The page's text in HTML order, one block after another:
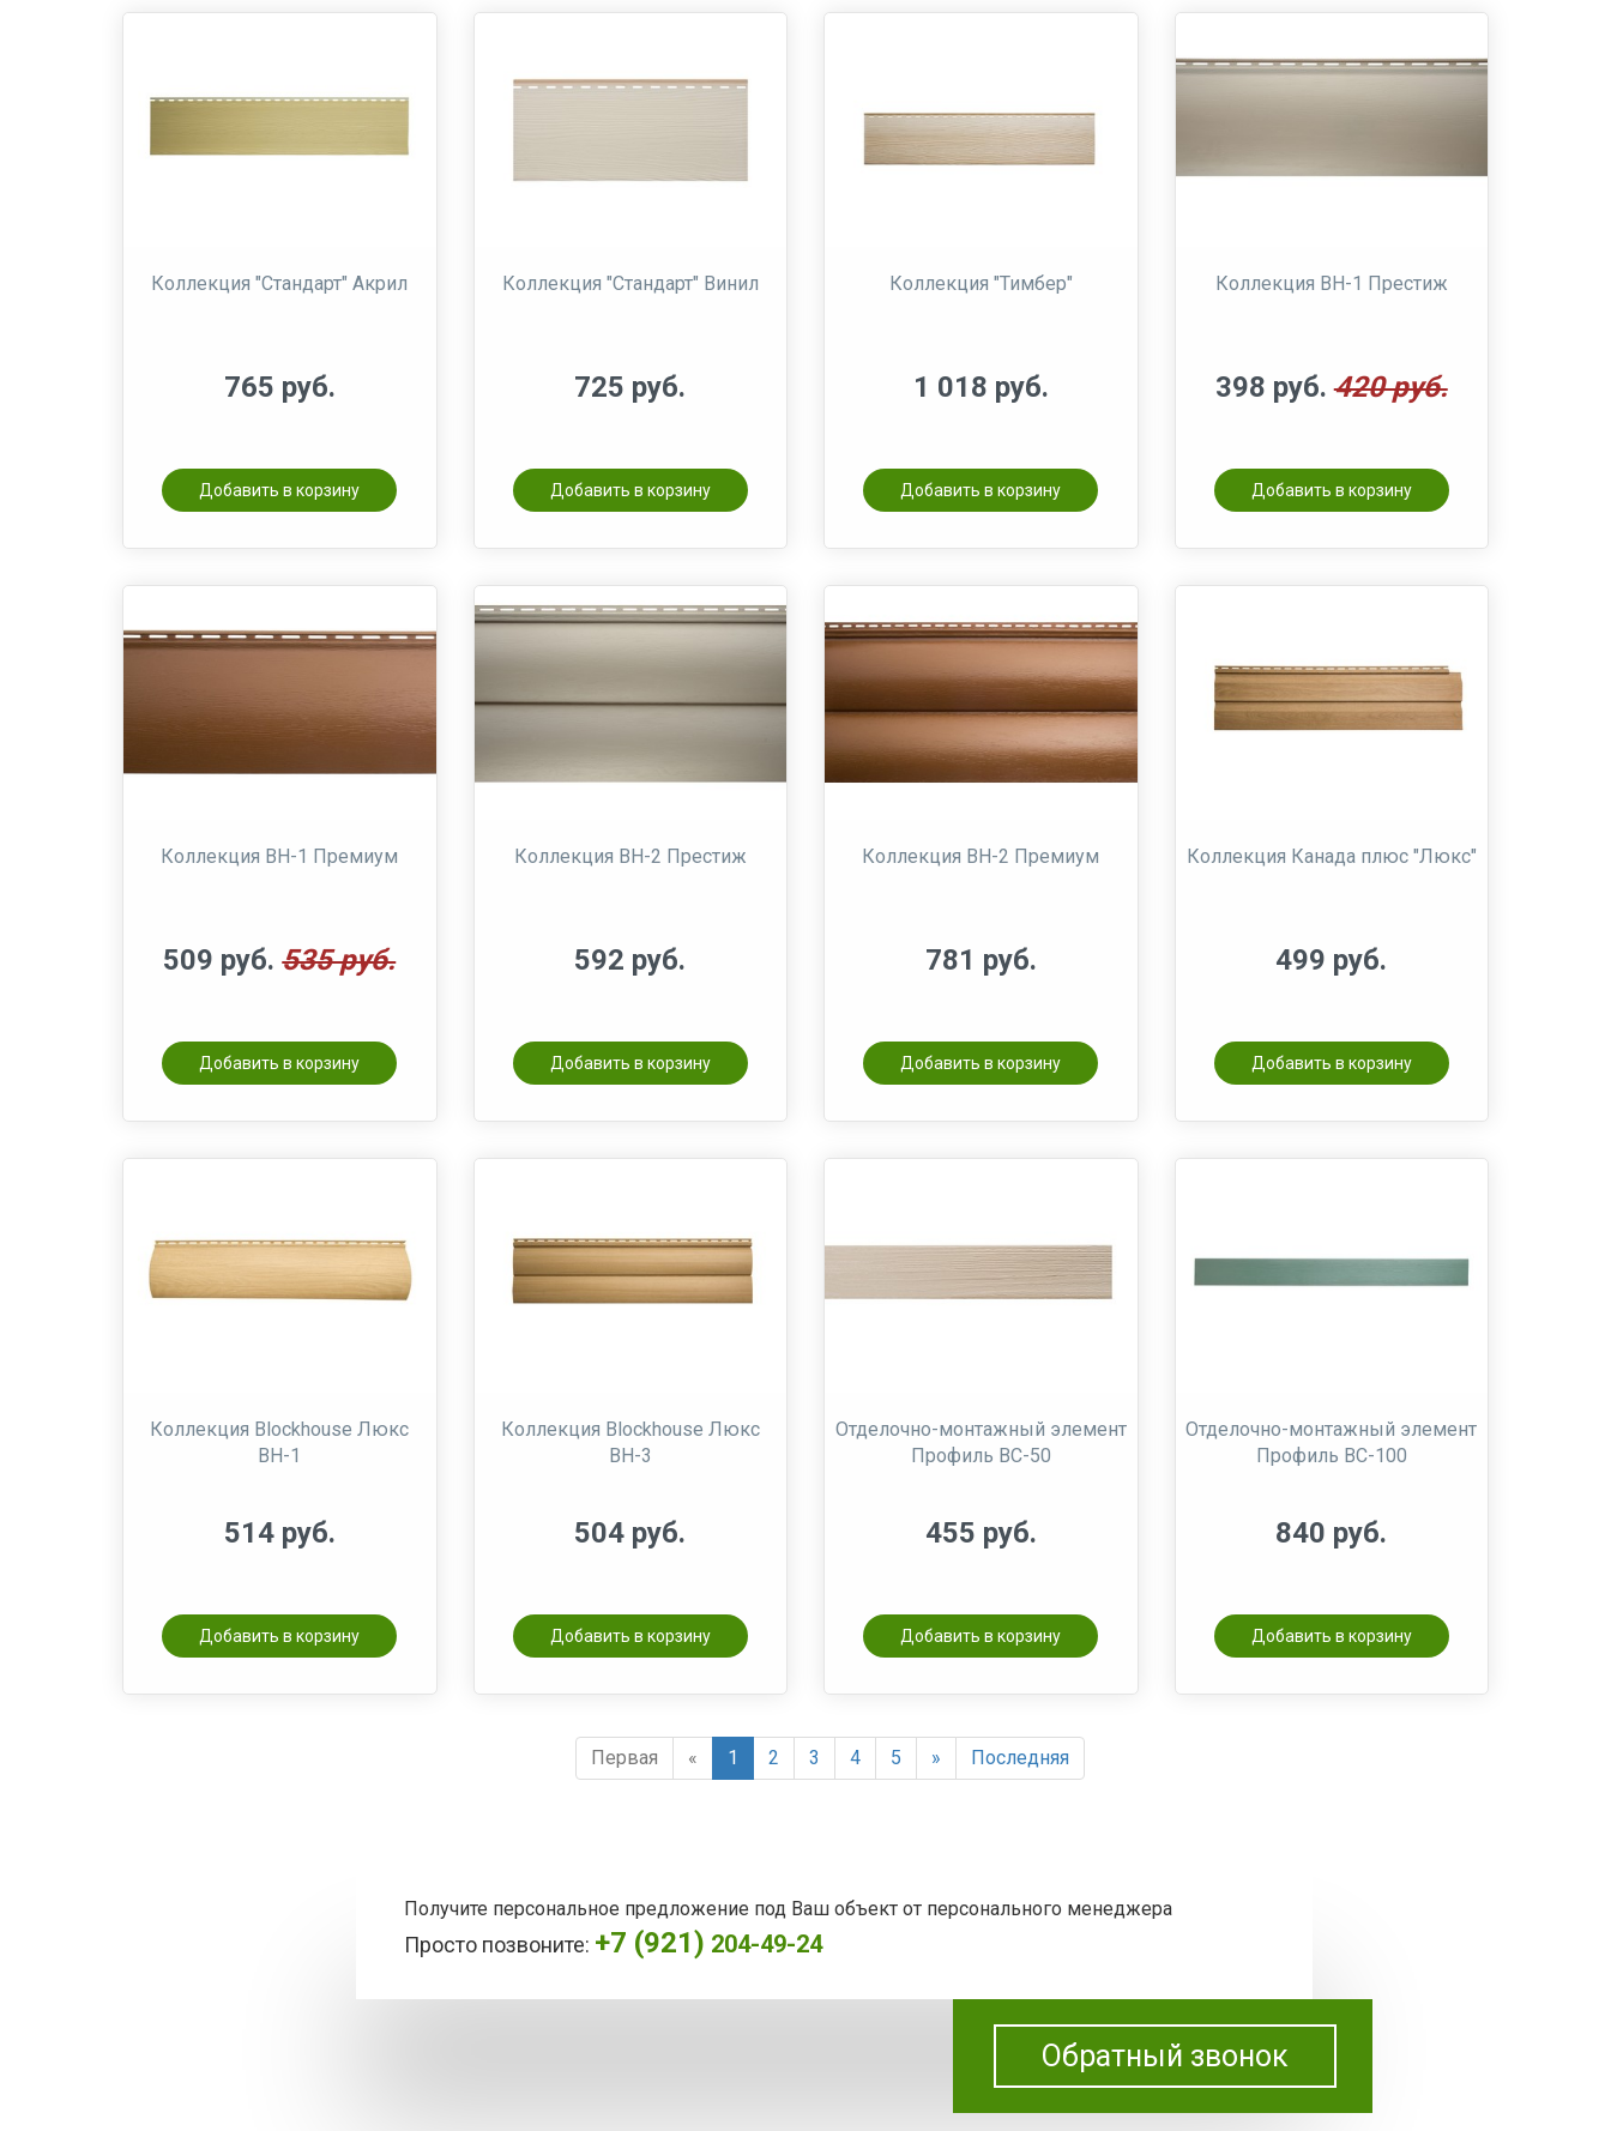
Коллекция "Стандарт" Акрил
765 руб.
Добавить в корзину
Коллекция "Стандарт" Винил
725 руб.
Добавить в корзину
Коллекция "Тимбер"
1 018 руб.
Добавить в корзину
Коллекция BH-1 Престиж
398 руб. 420 руб.
Добавить в корзину
Коллекция BH-1 Премиум
509 руб. 535 руб.
Добавить в корзину
Коллекция BH-2 Престиж
592 руб.
Добавить в корзину
Коллекция BH-2 Премиум
781 руб.
Добавить в корзину
Коллекция Канада плюс "Люкс"
499 руб.
Добавить в корзину
Коллекция Blockhouse Люкс
ВН-1
514 руб.
Добавить в корзину
Коллекция Blockhouse Люкс
ВН-3
504 руб.
Добавить в корзину
Отделочно-монтажный элемент
Профиль ВС-50
455 руб.
Добавить в корзину
Отделочно-монтажный элемент
Профиль ВС-100
840 руб.
Добавить в корзину
Первая « 1 2 3 4 5 » Последняя
Получите персональное предложение под Ваш объект от персонального менеджера
Просто позвоните: +7 (921) 204-49-24
Обратный звонок